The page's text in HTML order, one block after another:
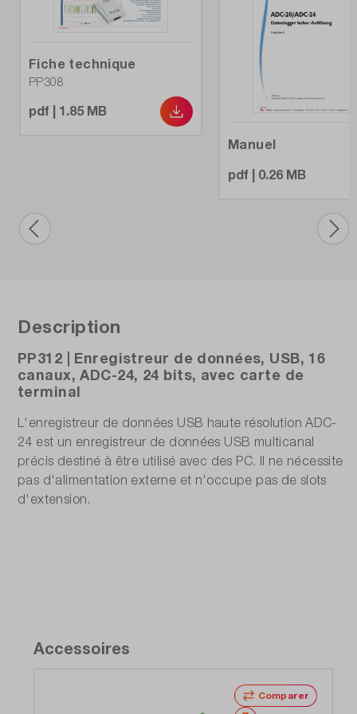
Précision de la mesure de tension DC:
0,2 % du résultat de la mesure
Résolution (bit):
Fiche technique
PP308
pdf | 1.85 MB
Manuel
pdf | 0.26 MB
Description
PP312 | Enregistreur de données, USB, 16
canaux, ADC-24, 24 bits, avec carte de
terminal
L'enregistreur de données USB haute résolution ADC-
24 est un enregistreur de données USB multicanal
précis destiné à être utilisé avec des PC. Il ne nécessite
pas d'alimentation externe et n'occupe pas de slots
d'extension.
Accessoires
Comparer